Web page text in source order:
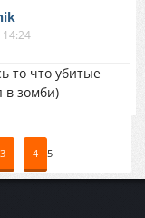
14:24
то что убитые
в зомби)
3 4 5